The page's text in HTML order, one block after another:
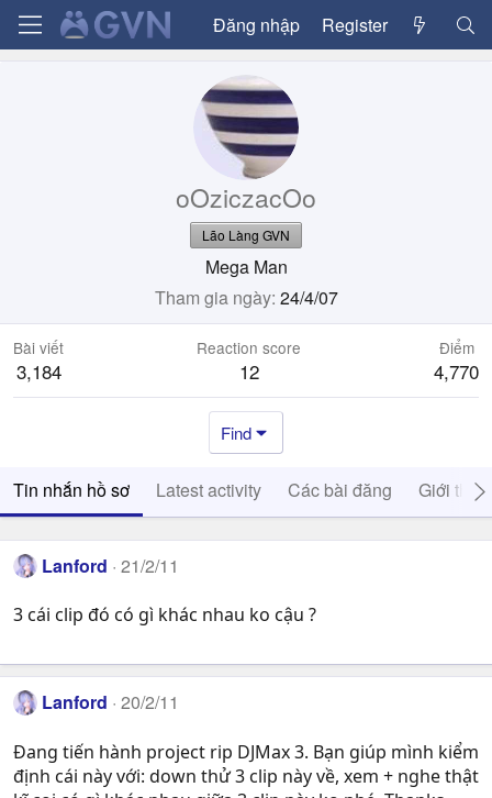
Đăng nhập Register
oOziczacOo
Lão Làng GVN
Mega Man
Tham gia ngày 24/4/07
Bài viết
3,184
Reaction score
12
Điểm
4,770
Find
Tin nhắn hồ sơ Latest activity Các bài đăng Giới thiệu
Lanford 21/2/11
3 cái clip đó có gì khác nhau ko cậu ?
Lanford 20/2/11
Đang tiến hành project rip DJMax 3. Bạn giúp mình kiểm
định cái này với: down thử 3 clip này về, xem + nghe thật